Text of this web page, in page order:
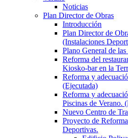
Noticias
Plan Director de Obras
Introducción
Plan Director de
(Instalaciones
Plano General de
Reforma del
Kiosko-bar en la
Reforma y
(Ejecutada)
Reforma y
Piscinas de Verano.
Nuevo Centro de
Proyecto de
Deportivas.